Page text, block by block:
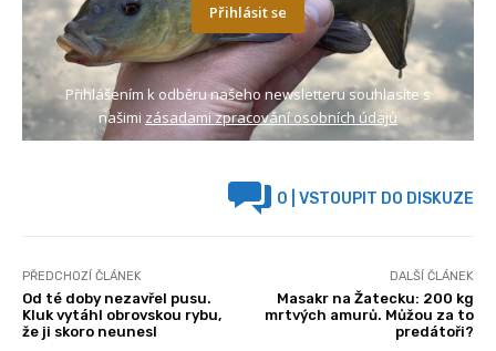
Přihlásit se
Přihlášením k odběru našeho newsletteru souhlasíte s
našimi zásadami zpracování osobních údajů
0 | VSTOUPIT DO DISKUZE
PŘEDCHOZÍ ČLÁNEK
Od té doby nezavřel pusu.
Kluk vytáhl obrovskou rybu,
že ji skoro neunesl
DALŠÍ ČLÁNEK
Masakr na Žatecku: 200 kg
mrtvých amurů. Můžou za to
predátoři?